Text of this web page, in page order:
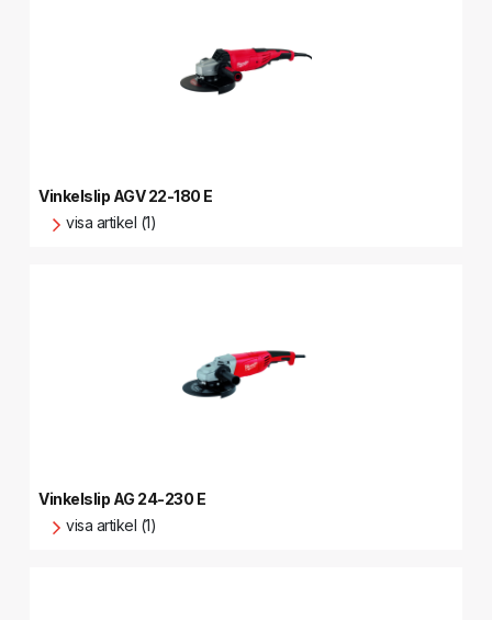
Vinkelslip AGV 22-180 E
visa artikel (1)
Vinkelslip AG 24-230 E
visa artikel (1)